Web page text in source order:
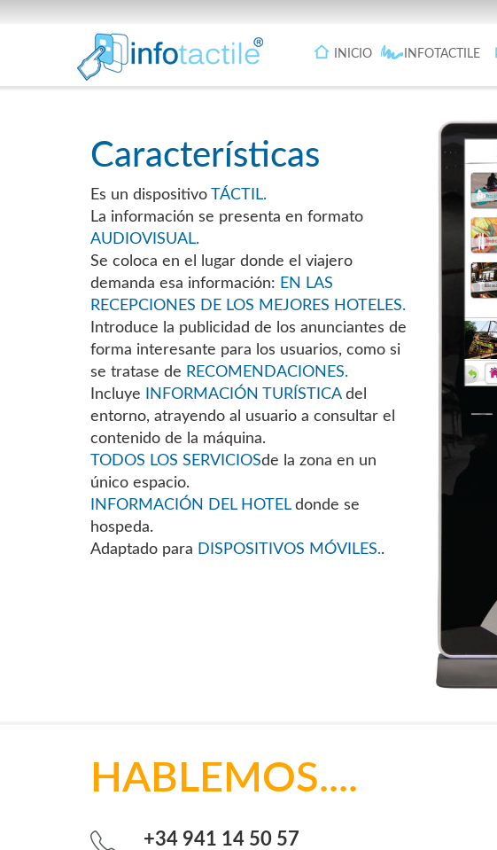
INICIO INFOTACTILE
Características
Es un dispositivo TÁCTIL.
La información se presenta en formato
AUDIOVISUAL.
Se coloca en el lugar donde el viajero
demanda esa información: EN LAS
RECEPCIONES DE LOS MEJORES HOTELES.
Introduce la publicidad de los anunciantes de
forma interesante para los usuarios, como si
se tratase de RECOMENDACIONES.
Incluye
INFORMACIÓN TURÍSTICAdel
entorno, atrayendo al usuario a consultar el
contenido de la máquina.
TODOS LOS SERVICIOSde la zona en un
único espacio.
INFORMACIÓN DEL HOTELdonde se
hospeda.
Adaptado para DISPOSITIVOS MÓVILES..
HABLEMOS....
+34 941 14 50 57